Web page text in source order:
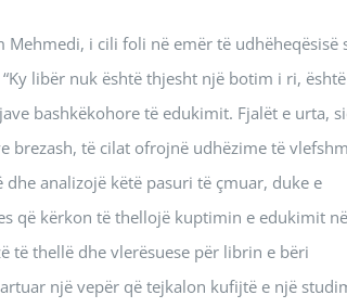
i cili foli në emër të udhëheqësisë
libër nuk është thjesht një botim i ri, është
bashkëkohore të edukimit. Fjalët e urta,
brezash, të cilat ofrojnë udhëzime të
analizojë këtë pasuri të çmuar, duke e
që kërkon të thellojë kuptimin e edukimit në
të thellë dhe vlerësuese për librin e bëri
një vepër që tejkalon kufijtë e një